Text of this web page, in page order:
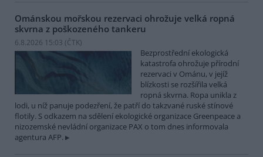
Ománskou mořskou rezervaci ohrožuje velká ropná
skvrna z poškozeného tankeru
6.8.2026 15:03 (ČTK)
Bezprostřední ekologická
katastrofa ohrožuje přírodní
rezervaci v Ománu, v jejíž
blízkosti se rozšířila velká
ropná skvrna. Ropa unikla z
lodi, u níž panuje podezření, že patří do takzvané ruské stínové
flotily. S odkazem na sdělení ekologické organizace Greenpeace a
nizozemské nevládní organizace PAX o tom dnes informovala
agentura AFP.